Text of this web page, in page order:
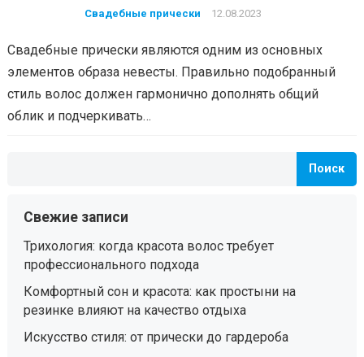
Свадебные прически 12.08.2023
Свадебные прически являются одним из основных
элементов образа невесты. Правильно подобранный
стиль волос должен гармонично дополнять общий
облик и подчеркивать…
Поиск
Свежие записи
Трихология: когда красота волос требует
профессионального подхода
Комфортный сон и красота: как простыни на
резинке влияют на качество отдыха
Искусство стиля: от прически до гардероба